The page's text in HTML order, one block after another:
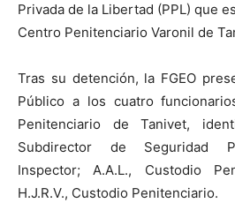
Privada de la Libertad (PPL) que
Centro Penitenciario Varonil de
Tras su detención, la FGEO
Público a los cuatro
Penitenciario de Tanivet,
Subdirector de Seguridad
Inspector; A.A.L., Custodio
H.J.R.V., Custodio Penitenciario.